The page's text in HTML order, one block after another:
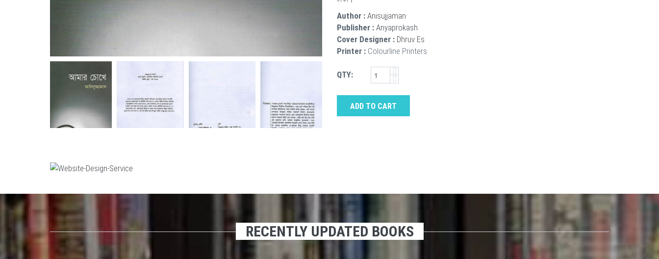
Author : Anisujjaman
Publisher : Anyaprokash
Cover Designer : Dhruv Es
Printer : Colourline Printers
QTY:
ADD TO CART
RECENTLY UPDATED BOOKS